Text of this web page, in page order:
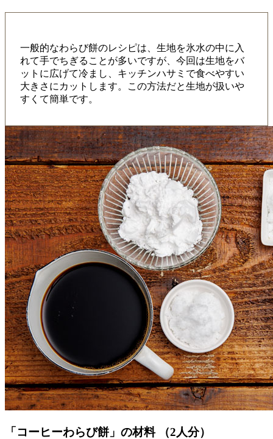
一般的なわらび餅のレシピは、生地を氷水の中に入
れて手でちぎることが多いですが、今回は生地をバ
ットに広げて冷まし、キッチンハサミで食べやすい
大きさにカットします。この方法だと生地が扱いや
すくて簡単です。
「コーヒーわらび餅」の材料 （2人分）